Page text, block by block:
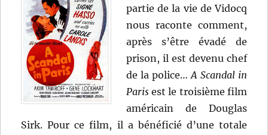
partie de la vie de Vidocq
nous raconte comment,
après s’être évadé de
prison, il est devenu chef
de la police…A Scandal in
Paris est le troisième film
américain de Douglas
Sirk. Pour ce film, il a bénéficié d’une totale